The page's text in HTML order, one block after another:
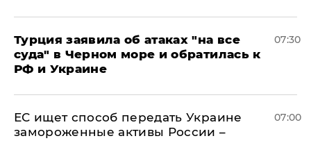
Турция заявила об атаках "на все
суда" в Черном море и обратилась к
РФ и Украине
07:30
ЕС ищет способ передать Украине
замороженные активы России –
07:00